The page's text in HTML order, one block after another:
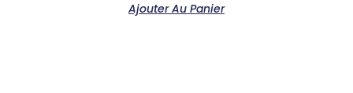
Ajouter Au Panier